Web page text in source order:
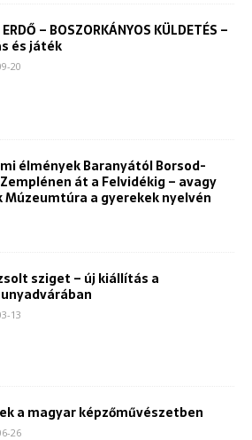
– BOSZORKÁNYOS KÜLDETÉS –
és játék
20
élmények Baranyától Borsod-
át a Felvidékig – avagy
Múzeumtúra a gyerekek nyelvén
sziget – új kiállítás a
13
a magyar képzőművészetben
26